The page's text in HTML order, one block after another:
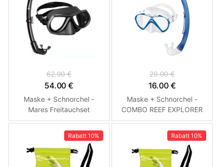
62.90 €
54.00 €
Maske + Schnorchel -
Mares Freitauchset
29.00 €
16.00 €
Maske + Schnorchel -
COMBO REEF EXPLORER
JR. ZOGGS – Kinder
Rabatt 10% Rabatt 10%